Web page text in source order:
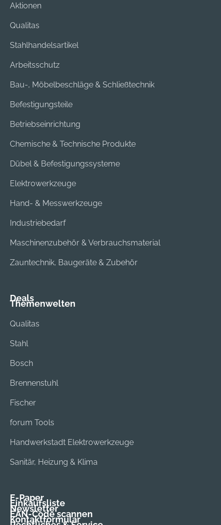
Aktionen
Qualitas
Stahlhandelsartikel
Arbeitsschutz
Bau-, Möbelbeschläge & Schließtechnik
Befestigungsteile
Betriebseinrichtung
Chemische & Technische Produkte
Dübel & Befestigungssysteme
Elektrowerkzeuge
Hand- & Messwerkzeuge
Industriebedarf
Maschinenzubehör & Verbrauchsmaterial
Zauntechnik, Baugeräte & Zubehör
Deals
Themenwelten
Qualitas
Stahl
Bosch
Brennenstuhl
Fischer
forum Tools
Handwerkstadt Elektrowerkzeuge
Sanitär, Heizung & Klima
E-Paper
Einkaufsliste
Newsletter
EAN-Code scannen
Kontaktformular